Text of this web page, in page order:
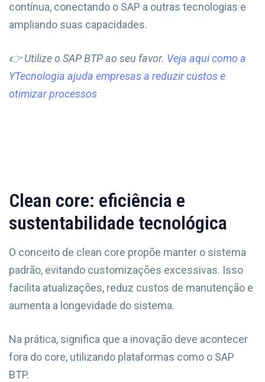
contínua, conectando o SAP a outras tecnologias e
ampliando suas capacidades.
👉 Utilize o SAP BTP ao seu favor. Veja aqui como a
YTecnologia ajuda empresas a reduzir custos e
otimizar processos
Clean core: eficiência e
sustentabilidade tecnológica
O conceito de clean core propõe manter o sistema
padrão, evitando customizações excessivas. Isso
facilita atualizações, reduz custos de manutenção e
aumenta a longevidade do sistema.
Na prática, significa que a inovação deve acontecer
fora do core, utilizando plataformas como o SAP
BTP.